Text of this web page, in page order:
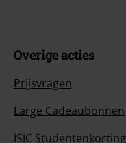
Overige acties
Prijsvragen
Large Cadeaubonnen
ISIC Studentenkorting